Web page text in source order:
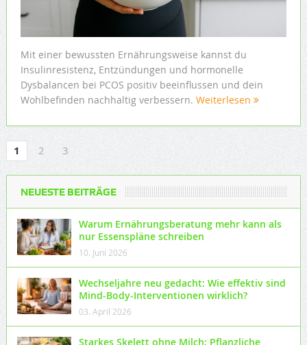
Mit einer bewussten Ernährungsweise kannst du
Insulinresistenz, Entzündungen und hormonelle
Dysbalancen bei PCOS positiv beeinflussen und dein
Wohlbefinden nachhaltig verbessern. Weiterlesen
1 2 3
NEUESTE BEITRÄGE
Warum Ernährungsberatung mehr kann als
nur Essenspläne schreiben
10. Juni 2026
Wechseljahre neu gedacht: Wie effektiv sind
Mind-Body-Interventionen wirklich?
03. April 2026
Starkes Skelett ohne Milch: Pflanzliche